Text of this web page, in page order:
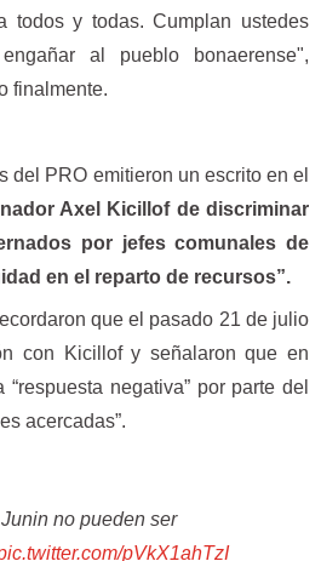
todos y todas. Cumplan ustedes
al pueblo bonaerense",
finalmente.
del PRO emitieron un escrito en el
Axel Kicillof de discriminar
por jefes comunales de
en el reparto de recursos”.
que el pasado 21 de julio
con Kicillof y señalaron que en
negativa” por parte del
acercadas”.
no pueden ser
pVkX1ahTzI